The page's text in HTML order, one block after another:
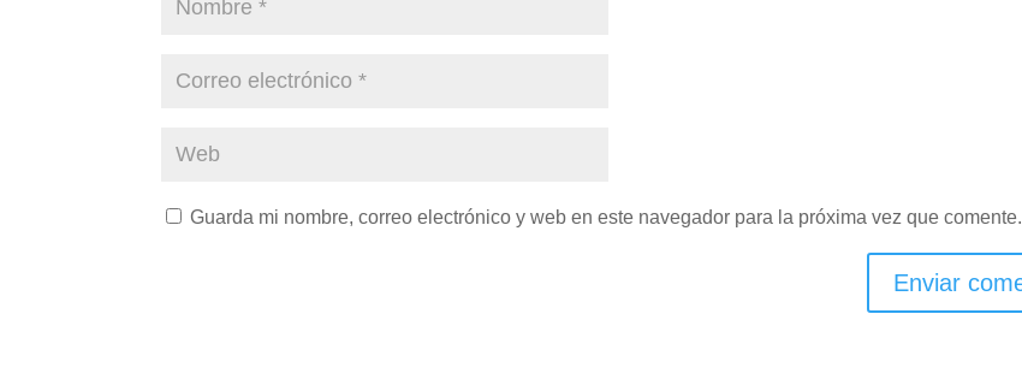
Guarda mi nombre, correo electrónico y web en este navegador para la próxima vez que comente.